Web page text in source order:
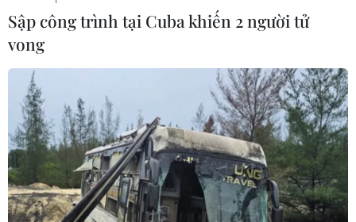
TIN CÙNG CHUYÊN MỤC
Phép thử sức chống chịu của kinh tế
ASEAN
07/08/2026 12:35
Sập công trình tại Cuba khiến 2 người tử
vong